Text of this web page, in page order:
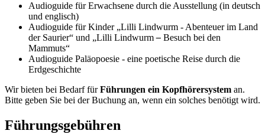
Audioguide für Erwachsene durch die Ausstellung (in deutsch
und englisch)
Audioguide für Kinder „Lilli Lindwurm - Abenteuer im Land
der Saurier“ und „Lilli Lindwurm– Besuch bei den
Mammuts“
Audioguide Paläopoesie - eine poetische Reise durch die
Erdgeschichte
Wir bieten bei Bedarf fürFührungen ein Kopfhörersystem an.
Bitte geben Sie bei der Buchung an, wenn ein solches benötigt wird.
Führungsgebühren